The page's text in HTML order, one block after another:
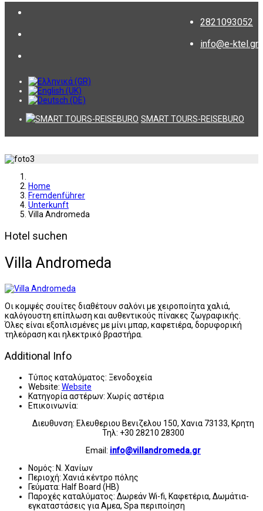
2821093052
info@e-ktel.gr
SMART TOURS-REISEBURO
Home
Fremdenführer
Unterkunft
Villa Andromeda
Hotel suchen
Villa Andromeda
Οι κομψές σουίτες διαθέτουν σαλόνι με χειροποίητα χαλιά,
καλόγουστη επίπλωση και αυθεντικούς πίνακες ζωγραφικής.
Όλες είναι εξοπλισμένες με μίνι μπαρ, καφετιέρα, δορυφορική
τηλεόραση και ηλεκτρικό βραστήρα.
Additional Info
Τύπος καταλύματος: Ξενοδοχεία
Website: Website
Κατηγορία αστέρων: Χωρίς αστέρια
Επικοινωνία:
Διευθυνση: Ελευθεριου Βενιζελου 150, Χανια 73133, Κρητη
Τηλ: +30 28210 28300
Email: info@villandromeda.gr
Νομός: Ν. Χανίων
Περιοχή: Χανιά κέντρο πόλης
Γεύματα: Half Board (HB)
Παροχές καταλύματος: Δωρεάν Wi-fi, Καφετέρια, Δωμάτια-
εγκαταστάσεις για Αμεα, Spa περιποίηση